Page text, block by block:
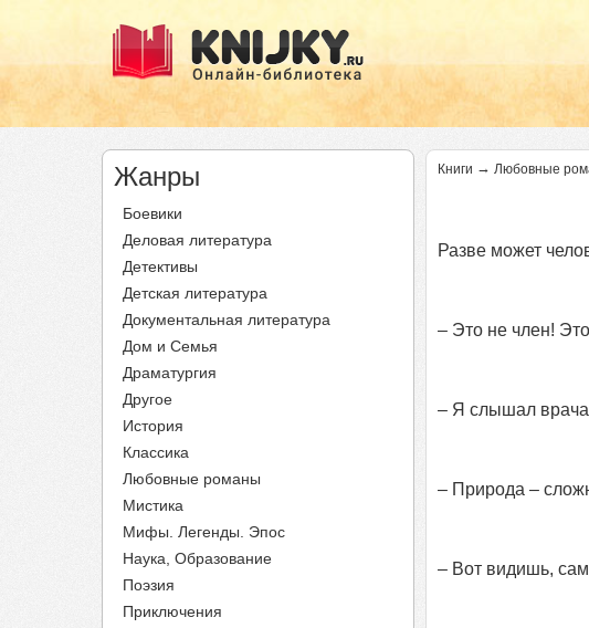
Жанры
Боевики
Деловая литература
Детективы
Детская литература
Документальная литература
Дом и Семья
Драматургия
Другое
История
Классика
Любовные романы
Мистика
Мифы. Легенды. Эпос
Наука, Образование
Поэзия
Приключения
Книги → Любовные
Разве может
– Это не член!
– Я слышал
– Природа –
– Вот видишь,